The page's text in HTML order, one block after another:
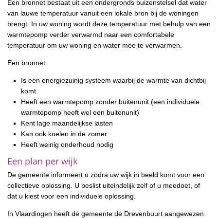
Een bronnet bestaat uit een ondergronds buizenstelsel dat water
van lauwe temperatuur vanuit een lokale bron bij de woningen
brengt. In uw woning wordt deze temperatuur met behulp van een
warmtepomp verder verwarmd naar een comfortabele
temperatuur om uw woning en water mee te verwarmen.
Een bronnet:
Is een energiezuinig systeem waarbij de warmte van dichtbij
komt.
Heeft een warmtepomp zonder buitenunit (een individuele
warmtepomp heeft wel een buitenunit)
Kent lage maandelijkse lasten
Kan ook koelen in de zomer
Heeft weinig onderhoud nodig
Een plan per wijk
De gemeente informeert u zodra uw wijk in beeld komt voor een
collectieve oplossing. U beslist uiteindelijk zelf of u meedoet, of
dat u kiest voor een individuele oplossing.
In Vlaardingen heeft de gemeente de Drevenbuurt aangewezen